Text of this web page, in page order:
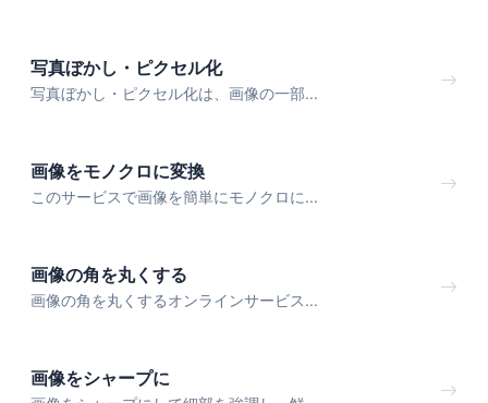
写真ぼかし・ピクセル化
写真ぼかし・ピクセル化は、画像の一部...
画像をモノクロに変換
このサービスで画像を簡単にモノクロに...
画像の角を丸くする
画像の角を丸くするオンラインサービス...
画像をシャープに